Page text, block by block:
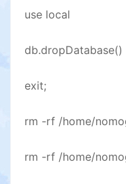
use local
db.dropDatabase()
exit;
rm -rf /home/
rm -rf /home/